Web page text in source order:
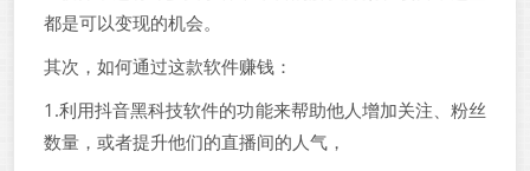
都是可以变现的机会。
其次，如何通过这款软件赚钱：
1.利用抖音黑科技软件的功能来帮助他人增加关注、粉丝
数量，或者提升他们的直播间的人气，